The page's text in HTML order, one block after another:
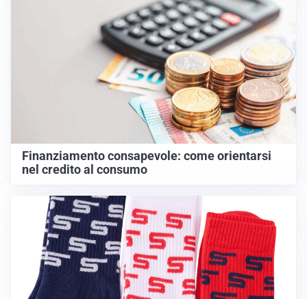
Finanziamento consapevole: come orientarsi
nel credito al consumo